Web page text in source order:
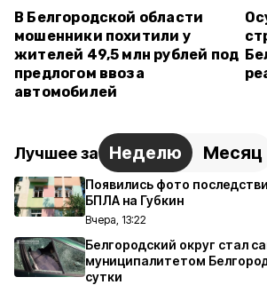
В Белгородской области
мошенники похитили у
жителей 49,5 млн рублей под
предлогом ввоза
автомобилей
Лучшее за Неделю Месяц
Появились фото
БПЛА на Губкин
Вчера, 13:22
Белгородский округ стал
муниципалитетом
сутки